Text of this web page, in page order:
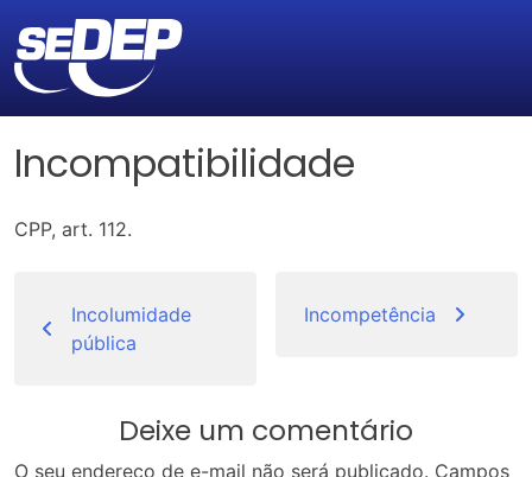
Incompatibilidade
CPP, art. 112.
de
Post
Incolumidade
pública
Incompetência
Deixe um comentário
O seu endereço de e-mail não será publicado. Campos